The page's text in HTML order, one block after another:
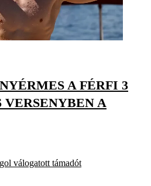
A FÉRFI 3
VERSENYBEN A
válogatott támadót